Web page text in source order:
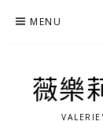
MENU
薇樂